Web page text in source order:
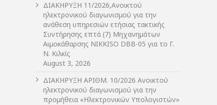
ΔIΑΚΗΡΥΞΗ 11/2026,Ανοικτού
ηλεκτρονικού διαγωνισμού για την
ανάθεση υπηρεσιών ετήσιας τακτικής
Συντήρησης επτά (7) Μηχανημάτων
Αιμοκάθαρσης NIKKISO DBB-05 για το Γ.
Ν. Κιλκίς
August 3, 2026
ΔIΑΚΗΡΥΞΗ ΑΡIΘΜ. 10/2026 Ανοικτού
ηλεκτρονικού διαγωνισμού για την
προμήθεια «Ηλεκτρονικών Υπολογιστών»